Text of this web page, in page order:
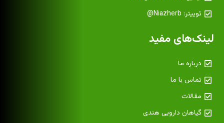
توییتر: Niazherb@
لینک‌های مفید
درباره ما
تماس با ما
مقالات
گیاهان دارویی هندی